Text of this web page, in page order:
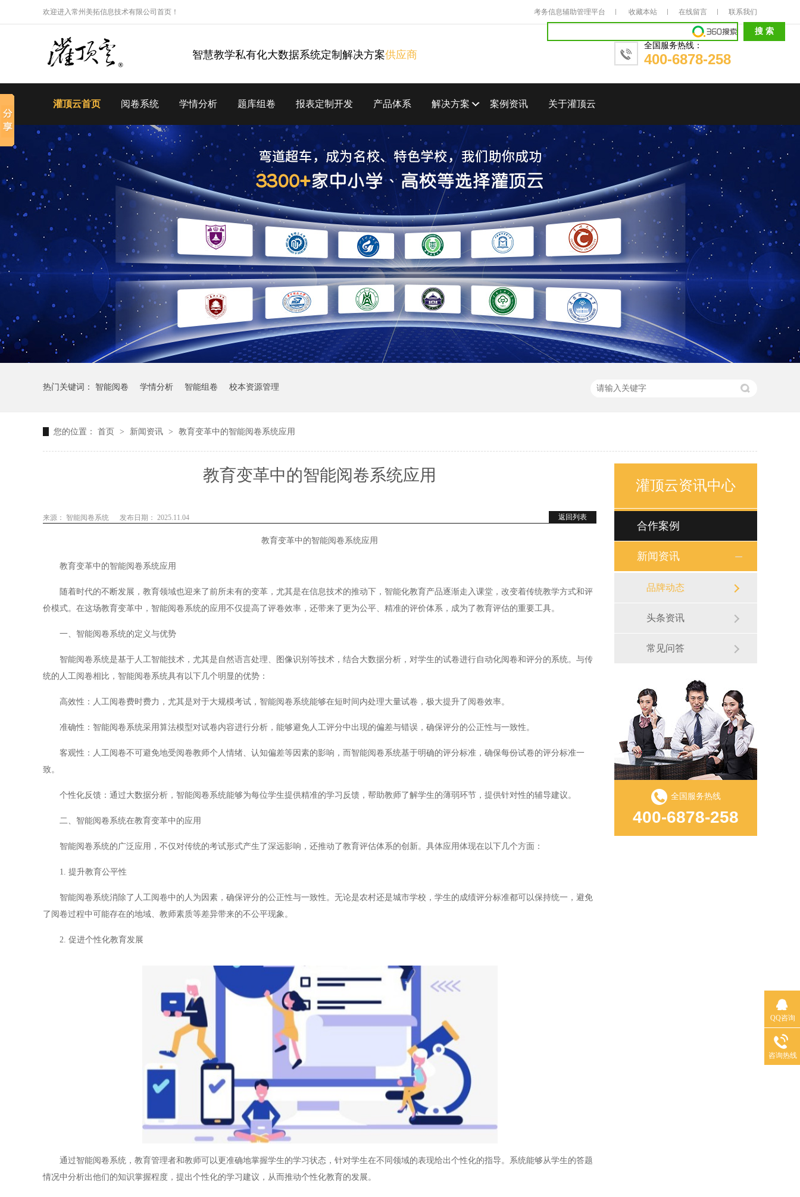
考务信息辅助管理平台 收藏本站 在线留言 联系我们
欢迎进入常州美拓信息技术有限公司首页！
智慧教学私有化大数据系统定制解决方案供应商
全国服务热线：
400-6878-258
灌顶云首页 阅卷系统 学情分析 题库组卷 报表定制开发 产品体系 解决方案 案例资讯 关于灌顶云
热门关键词： 智能阅卷 学情分析 智能组卷 校本资源管理
您的位置： 首页 > 新闻资讯 > 教育变革中的智能阅卷系统应用
教育变革中的智能阅卷系统应用
返回列表
来源： 智能阅卷系统 发布日期： 2025.11.04
教育变革中的智能阅卷系统应用
教育变革中的智能阅卷系统应用
随着时代的不断发展，教育领域也迎来了前所未有的变革，尤其是在信息技术的推动下，智能化教育产品逐渐走入课堂，改变着传统教学方式和评
价模式。在这场教育变革中，智能阅卷系统的应用不仅提高了评卷效率，还带来了更为公平、精准的评价体系，成为了教育评估的重要工具。
一、智能阅卷系统的定义与优势
智能阅卷系统是基于人工智能技术，尤其是自然语言处理、图像识别等技术，结合大数据分析，对学生的试卷进行自动化阅卷和评分的系统。与传
统的人工阅卷相比，智能阅卷系统具有以下几个明显的优势：
高效性：人工阅卷费时费力，尤其是对于大规模考试，智能阅卷系统能够在短时间内处理大量试卷，极大提升了阅卷效率。
准确性：智能阅卷系统采用算法模型对试卷内容进行分析，能够避免人工评分中出现的偏差与错误，确保评分的公正性与一致性。
客观性：人工阅卷不可避免地受阅卷教师个人情绪、认知偏差等因素的影响，而智能阅卷系统基于明确的评分标准，确保每份试卷的评分标准一
致。
个性化反馈：通过大数据分析，智能阅卷系统能够为每位学生提供精准的学习反馈，帮助教师了解学生的薄弱环节，提供针对性的辅导建议。
二、智能阅卷系统在教育变革中的应用
智能阅卷系统的广泛应用，不仅对传统的考试形式产生了深远影响，还推动了教育评估体系的创新。具体应用体现在以下几个方面：
1. 提升教育公平性
智能阅卷系统消除了人工阅卷中的人为因素，确保评分的公正性与一致性。无论是农村还是城市学校，学生的成绩评分标准都可以保持统一，避免
了阅卷过程中可能存在的地域、教师素质等差异带来的不公平现象。
2. 促进个性化教育发展
通过智能阅卷系统，教育管理者和教师可以更准确地掌握学生的学习状态，针对学生在不同领域的表现给出个性化的指导。系统能够从学生的答题
情况中分析出他们的知识掌握程度，提出个性化的学习建议，从而推动个性化教育的发展。
灌顶云资讯中心
合作案例
新闻资讯
品牌动态
头条资讯
常见问答
全国服务热线
400-6878-258
QQ咨询
咨询热线